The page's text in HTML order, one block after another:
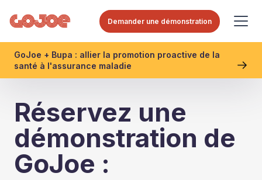
Demander une démonstration
GoJoe + Bupa : allier la promotion proactive de la
santé à l'assurance maladie
Réservez une
démonstration de
GoJoe :